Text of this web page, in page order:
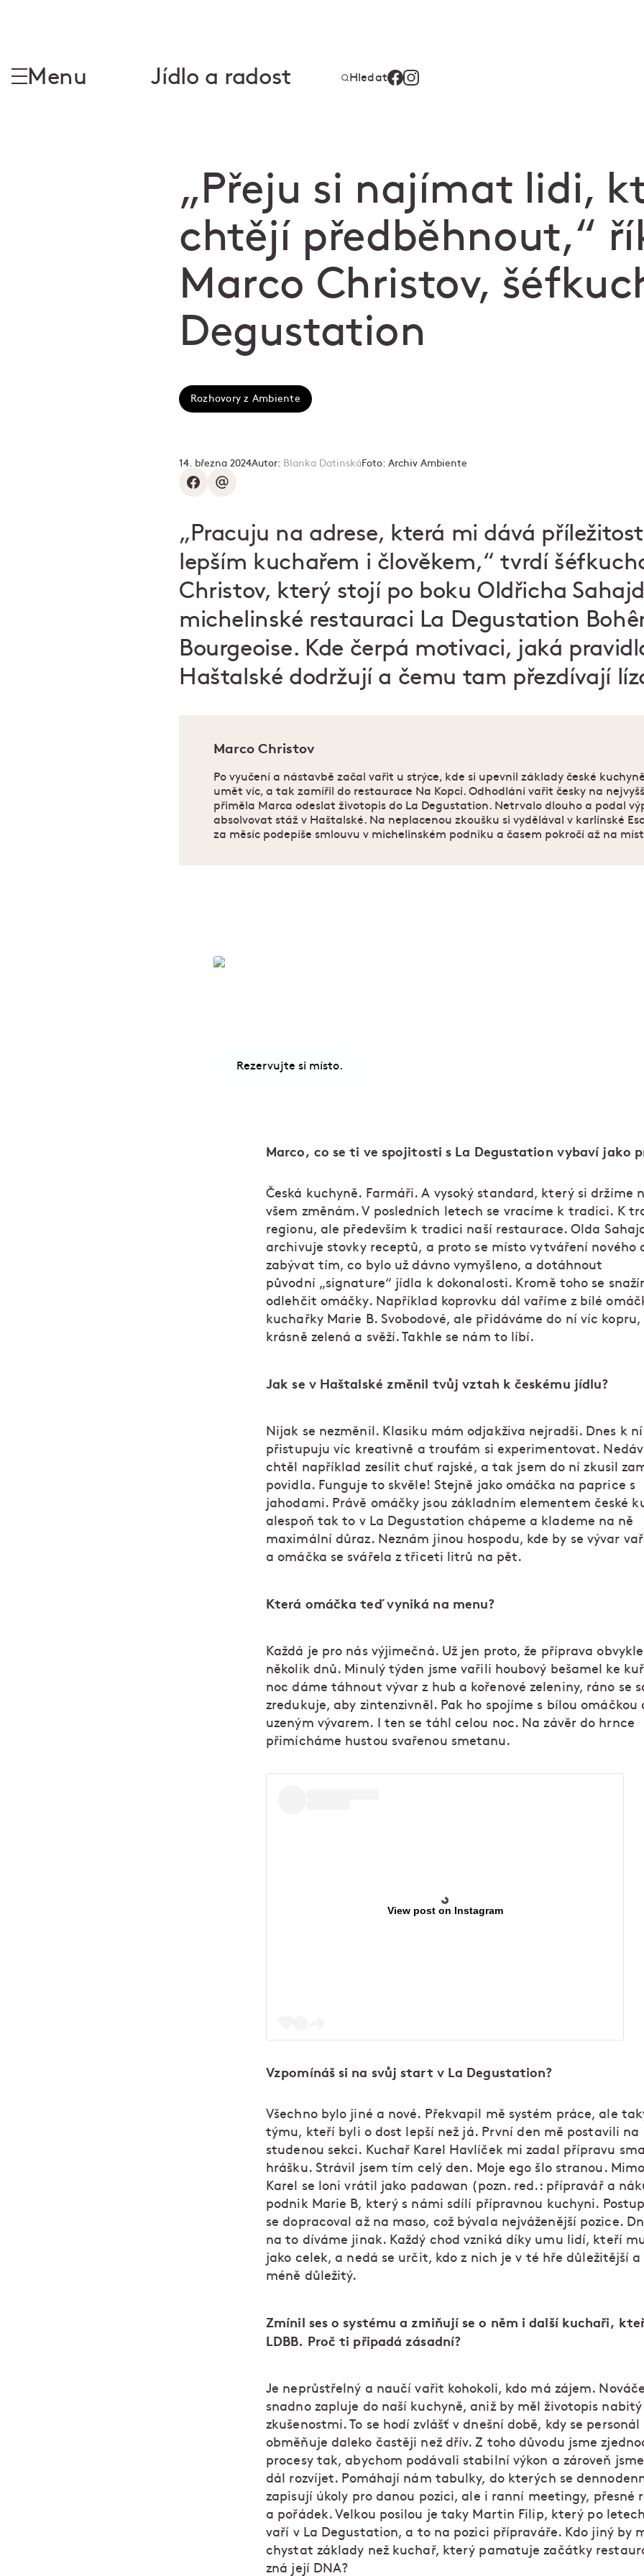
Menu Jídlo a radost Hledat
„Přeju si najímat lidi,
chtějí předběhnout,“
Marco Christov,
Degustation
Rozhovory z Ambiente
14. března 2024Autor: Blanka DatinskáFoto: Archiv Ambiente
„Pracuju na adrese, která mi dává
lepším kuchařem i člověkem,“ tvrdí
Christov, který stojí po boku Oldřicha
michelinské restauraci La Degustation
Bourgeoise. Kde čerpá motivaci, jaká
Haštalské dodržují a čemu tam přezdívají
Marco Christov
Po vyučení a nástavbě začal vařit u strýce, kde si upevnil základy české
umět víc, a tak zamířil do restaurace Na Kopci. Odhodlání vařit česky na
přiměla Marca odeslat životopis do La Degustation. Netrvalo dlouho a podal
absolvovat stáž v Haštalské. Na neplacenou zkoušku si vydělával v karlínské
za měsíc podepíše smlouvu v michelinském podniku a časem pokročí až na
Rezervujte si místo.
Marco, co se ti ve spojitosti s La Degustation vybaví jako
Česká kuchyně. Farmáři. A vysoký standard, který si držíme
všem změnám. V posledních letech se vracíme k tradici. K
regionu, ale především k tradici naší restaurace. Olda
archivuje stovky receptů, a proto se místo vytváření nového
zabývat tím, co bylo už dávno vymyšleno, a dotáhnout
původní „signature“ jídla k dokonalosti. Kromě toho se
odlehčit omáčky. Například koprovku dál vaříme z bílé
kuchařky Marie B. Svobodové, ale přidáváme do ní víc kopru,
krásně zelená a svěží. Takhle se nám to líbí.
Jak se v Haštalské změnil tvůj vztah k českému jídlu?
Nijak se nezměnil. Klasiku mám odjakživa nejradši. Dnes k
přistupuju víc kreativně a troufám si experimentovat.
chtěl například zesílit chuť rajské, a tak jsem do ní zkusil
povidla. Funguje to skvěle! Stejně jako omáčka na paprice s
jahodami. Právě omáčky jsou základním elementem české
alespoň tak to v La Degustation chápeme a klademe na ně
maximální důraz. Neznám jinou hospodu, kde by se vývar
a omáčka se svářela z třiceti litrů na pět.
Která omáčka teď vyniká na menu?
Každá je pro nás výjimečná. Už jen proto, že příprava
několik dnů. Minulý týden jsme vařili houbový bešamel ke
noc dáme táhnout vývar z hub a kořenové zeleniny, ráno se
zredukuje, aby zintenzivněl. Pak ho spojíme s bílou omáčkou
uzeným vývarem. I ten se táhl celou noc. Na závěr do hrnce
přimícháme hustou svařenou smetanu.
View post on Instagram
Vzpomínáš si na svůj start v La Degustation?
Všechno bylo jiné a nové. Překvapil mě systém práce, ale
týmu, kteří byli o dost lepší než já. První den mě postavili na
studenou sekci. Kuchař Karel Havlíček mi zadal přípravu
hrášku. Strávil jsem tím celý den. Moje ego šlo stranou.
Karel se loni vrátil jako padawan (pozn. red.: přípravář a
podnik Marie B, který s námi sdílí přípravnou kuchyni.
se dopracoval až na maso, což bývala nejváženější pozice.
na to díváme jinak. Každý chod vzniká díky umu lidí, kteří
jako celek, a nedá se určit, kdo z nich je v té hře důležitější a
méně důležitý.
Zmínil ses o systému a zmiňují se o něm i další kuchaři,
LDBB. Proč ti připadá zásadní?
Je neprůstřelný a naučí vařit kohokoli, kdo má zájem.
snadno zapluje do naší kuchyně, aniž by měl životopis nabitý
zkušenostmi. To se hodí zvlášť v dnešní době, kdy se personál
obměňuje daleko častěji než dřív. Z toho důvodu jsme
procesy tak, abychom podávali stabilní výkon a zároveň
dál rozvíjet. Pomáhají nám tabulky, do kterých se
zapisují úkoly pro danou pozici, ale i ranní meetingy, přesné
a pořádek. Velkou posilou je taky Martin Filip, který po
vaří v La Degustation, a to na pozici přípraváře. Kdo jiný by
chystat základy než kuchař, který pamatuje začátky
zná její DNA?